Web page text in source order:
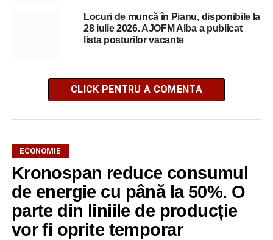
Locuri de muncă în Pianu, disponibile la
28 iulie 2026. AJOFM Alba a publicat
lista posturilor vacante
CLICK PENTRU A COMENTA
ECONOMIE
Kronospan reduce consumul
de energie cu până la 50%. O
parte din liniile de producție
vor fi oprite temporar